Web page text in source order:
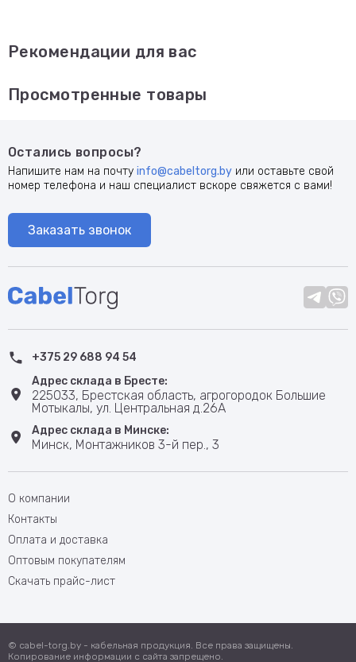
Рекомендации для вас
Просмотренные товары
Остались вопросы?
Напишите нам на почту info@cabeltorg.by или оставьте свой
номер телефона и наш специалист вскоре свяжется с вами!
Заказать звонок
+375 29 688 94 54
Адрес склада в Бресте:
225033, Брестская область, агрогородок Большие
Мотыкалы, ул. Центральная д.26А
Адрес склада в Минске:
Минск, Монтажников 3-й пер., 3
О компании
Контакты
Оплата и доставка
Оптовым покупателям
Скачать прайс-лист
© cabel-torg.by - кабельная продукция. Все права защищены.
Копирование информации с сайта запрещено.